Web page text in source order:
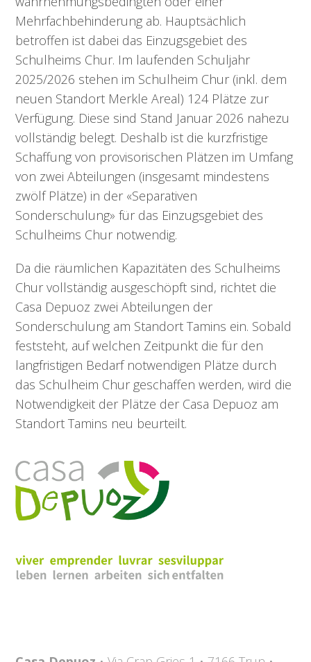
Mehrfachbehinderung ab. Hauptsächlich
betroffen ist dabei das Einzugsgebiet des
Schulheims Chur. Im laufenden Schuljahr
2025/2026 stehen im Schulheim Chur (inkl. dem
neuen Standort Merkle Areal) 124 Plätze zur
Verfügung. Diese sind Stand Januar 2026 nahezu
vollständig belegt. Deshalb ist die kurzfristige
Schaffung von provisorischen Plätzen im Umfang
von zwei Abteilungen (insgesamt mindestens
zwölf Plätze) in der «Separativen
Sonderschulung» für das Einzugsgebiet des
Schulheims Chur notwendig.
Da die räumlichen Kapazitäten des Schulheims
Chur vollständig ausgeschöpft sind, richtet die
Casa Depuoz zwei Abteilungen der
Sonderschulung am Standort Tamins ein. Sobald
feststeht, auf welchen Zeitpunkt die für den
langfristigen Bedarf notwendigen Plätze durch
das Schulheim Chur geschaffen werden, wird die
Notwendigkeit der Plätze der Casa Depuoz am
Standort Tamins neu beurteilt.